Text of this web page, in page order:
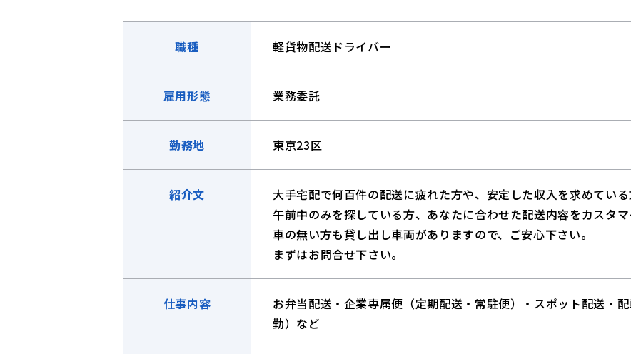
職種 軽貨物配送ドライバー
雇用形態 業務委託
勤務地 東京23区
紹介文
大手宅配で何百件の配送に疲れた方や、安定した収入を求めている
午前中のみを探している方、あなたに合わせた配送内容をカスタマ
車の無い方も貸し出し車両がありますので、ご安心下さい。
まずはお問合せ下さい。
仕事内容
お弁当配送・企業専属便（定期配送・常駐便）・スポット配送・
勤）など